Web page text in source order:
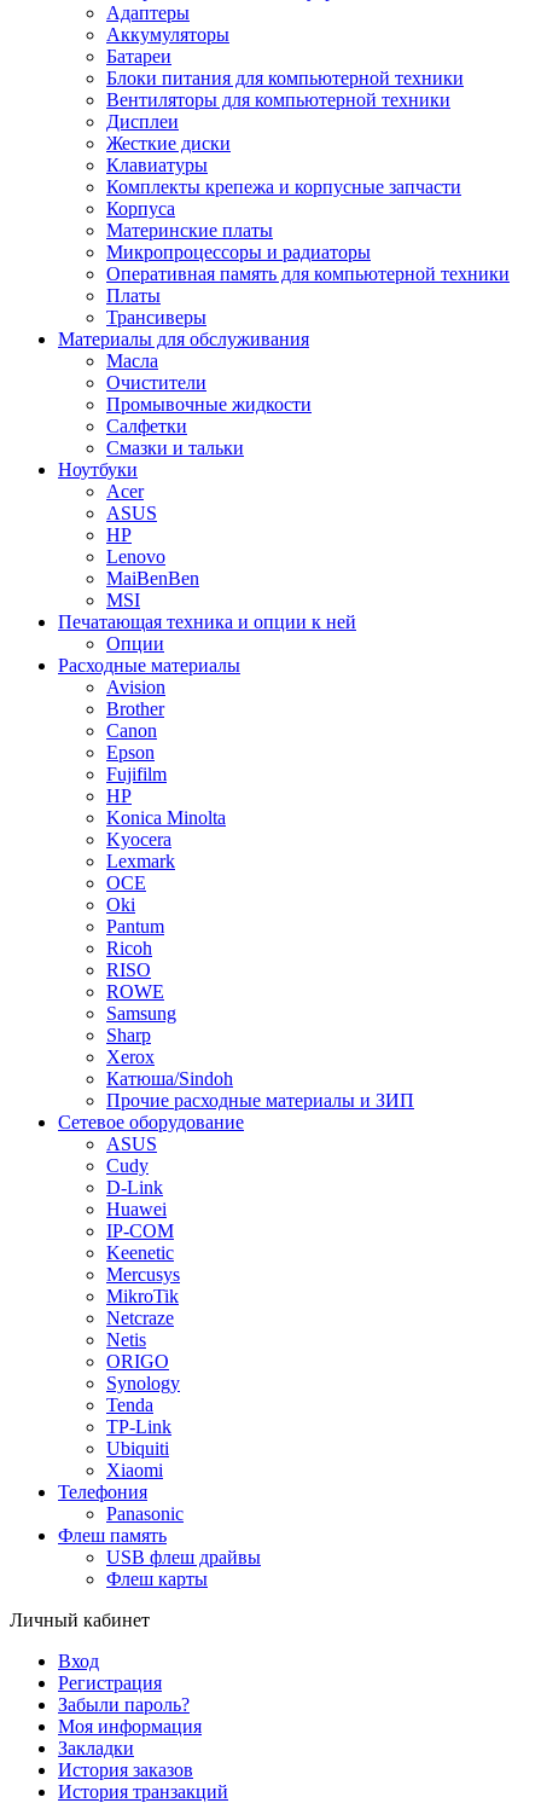
Адаптеры
Аккумуляторы
Батареи
Блоки питания для компьютерной техники
Вентиляторы для компьютерной техники
Дисплеи
Жесткие диски
Клавиатуры
Комплекты крепежа и корпусные запчасти
Корпуса
Материнские платы
Микропроцессоры и радиаторы
Оперативная память для компьютерной техники
Платы
Трансиверы
Материалы для обслуживания
Масла
Очистители
Промывочные жидкости
Салфетки
Смазки и тальки
Ноутбуки
Acer
ASUS
HP
Lenovo
MaiBenBen
MSI
Печатающая техника и опции к ней
Опции
Расходные материалы
Avision
Brother
Canon
Epson
Fujifilm
HP
Konica Minolta
Kyocera
Lexmark
OCE
Oki
Pantum
Ricoh
RISO
ROWE
Samsung
Sharp
Xerox
Катюша/Sindoh
Прочие расходные материалы и ЗИП
Сетевое оборудование
ASUS
Cudy
D-Link
Huawei
IP-COM
Keenetic
Mercusys
MikroTik
Netcraze
Netis
ORIGO
Synology
Tenda
TP-Link
Ubiquiti
Xiaomi
Телефония
Panasonic
Флеш память
USB флеш драйвы
Флеш карты
Личный кабинет
Вход
Регистрация
Забыли пароль?
Моя информация
Закладки
История заказов
История транзакций